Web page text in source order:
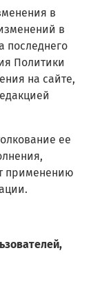
в
в
последнего
Политики
на сайте,
ее
применению